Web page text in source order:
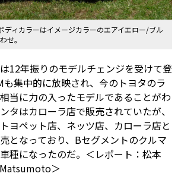
ディカラーはイメージカラーのエアイエロー/ブル
せ。
は12年振りのモデルチェンジを受けて登
も集中的に放映され、今のトヨタのラ
当に力の入ったモデルであることがわ
タはカローラ店で販売されていたが、
ヨペット店、ネッツ店、カローラ店と
となっており、Bセグメントのクルマ
種になったのだ。＜レポート：松本
＞